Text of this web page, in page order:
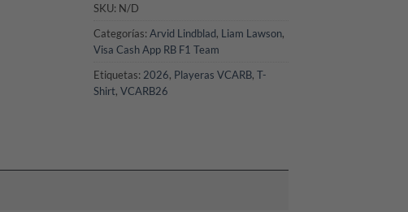
SKU: N/D
Categorías: Arvid Lindblad, Liam Lawson,
Visa Cash App RB F1 Team
Etiquetas: 2026, Playeras VCARB, T-
Shirt, VCARB26